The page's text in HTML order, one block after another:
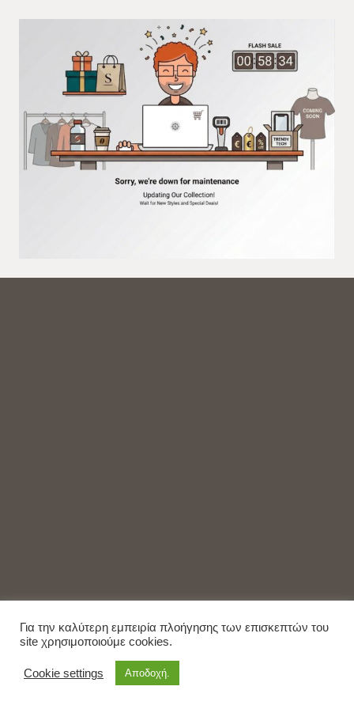
Για την καλύτερη εμπειρία πλοήγησης των επισκεπτών του
site χρησιμοποιούμε cookies.
Cookie settings Αποδοχή.